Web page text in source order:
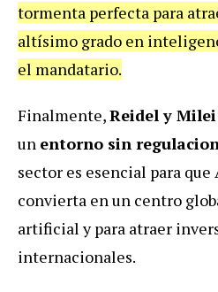
tormenta perfecta para
altísimo grado en
el mandatario.
Finalmente,Reidel y
un entorno sin
sector es esencial para
convierta en un centro
artificial y para atraer
internacionales.